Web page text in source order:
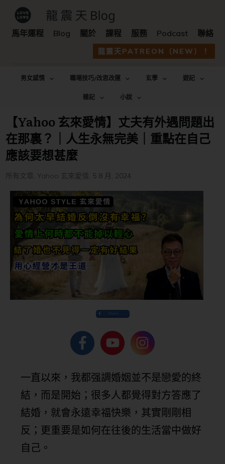
馬年運程 Blog 關於 課程 服務 Podcast 聯絡
龍震天PATREON（NEW）！
男女感情 職場技巧/改思改運 玄學
遊記
雜記
小說
【Yahoo 玄來愛情】丈夫有外遇問題出
在那裏？｜人生永無完美｜重點在自己
應該要想甚麼
所有文章 , Yahoo 玄來愛情 , 5 8 月, 2024
Share
一直以來，我都强調婚姻並不是戀愛的終
結，而是開始；很多人都覺得對方答應了
結婚，就會永遠幸福快樂，其實剛剛相
反；更重要是如何在往後的生活當中做好
自己。